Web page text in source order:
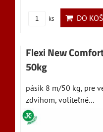
ks DO
Flexi New
50kg
pásik 8 m/50 kg, pre
zdvihom, voliteľné...